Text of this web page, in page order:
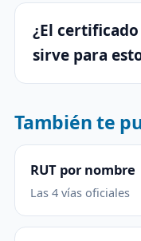
¿El
sirve para
También te
RUT por nombre
Las 4 vías oficiales